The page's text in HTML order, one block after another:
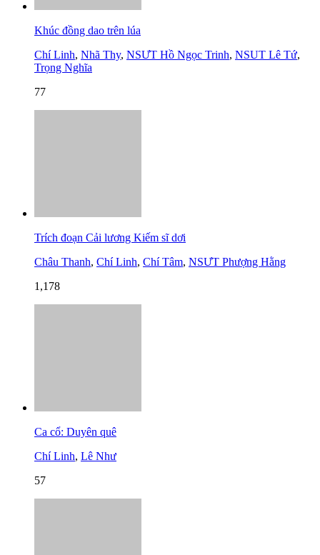
Khúc đồng dao trên lúa
Chí Linh, Nhã Thy, NSƯT Hồ Ngọc Trinh, NSUT Lê Tứ,
Trọng Nghĩa
77
Trích đoạn Cải lương Kiếm sĩ dơi
Châu Thanh, Chí Linh, Chí Tâm, NSƯT Phượng Hằng
1,178
Ca cổ: Duyên quê
Chí Linh, Lê Như
57